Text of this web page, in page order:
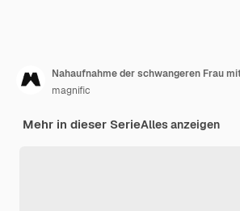
Nahaufnahme der schwangeren Frau
magnific
Mehr in dieser SerieAlles anzeigen